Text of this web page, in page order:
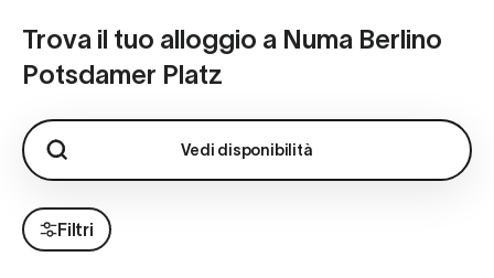
Trova il tuo alloggio a Numa Berlino
Potsdamer Platz
Vedi disponibilità
Filtri